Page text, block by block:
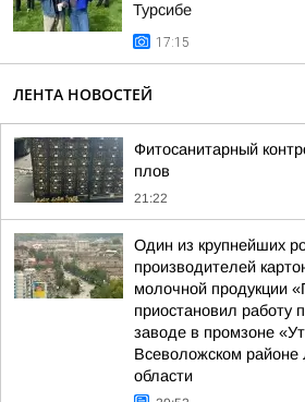
Турсибе
17:15
ЛЕНТА НОВОСТЕЙ
Фитосанитарный
плов
21:22
Один из крупнейших
производителей
молочной продукции
приостановил работу
заводе в промзоне
Всеволожском районе
области